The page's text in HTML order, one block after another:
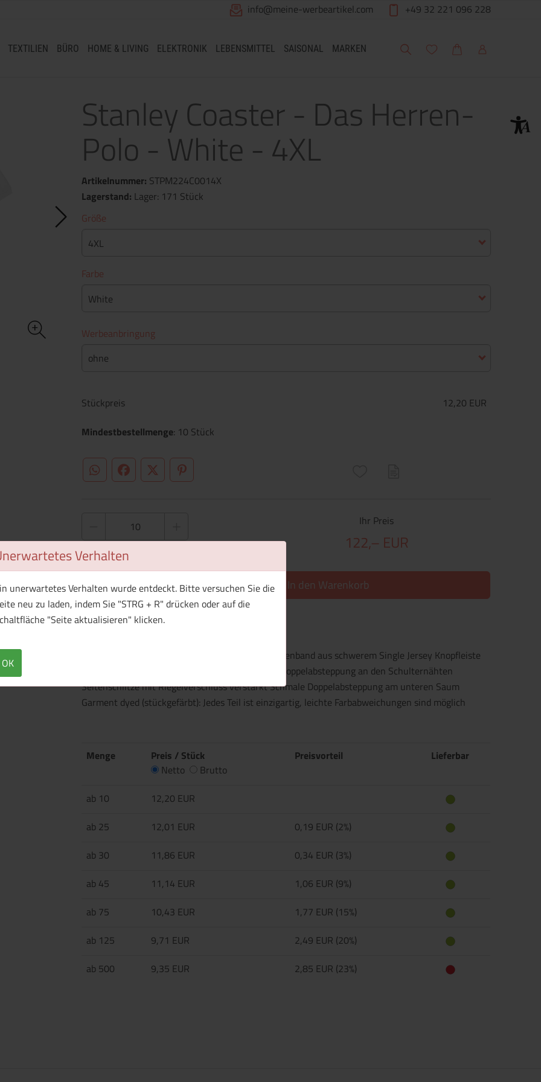
Verhalten
unerwartetes Verhalten wurde entdeckt. Bitte versuchen Sie die
neu zu laden, indem Sie "STRG + R" drücken oder auf die
"Seite aktualisieren" klicken.
OK
info@meine-werbeartikel.com +49 32 221 096 228
TEXTILIEN BÜRO HOME & LIVING ELEKTRONIK LEBENSMITTEL SAISONAL MARKEN Suche Meine Wunschliste
WarenkorbMein Account
Stanley Coaster - Das Herren-
Polo - White - 4XL
Artikelnummer: STPM224C0014X
Lagerstand: Lager: 171 Stück
Größe
4XL
Farbe
White
Werbeanbringung
ohne
Stückpreis
12,20 EUR
Mindestbestellmenge: 10 Stück
WhatsApp (#[creator\plugin\share\core\structs\SocialSharingServiceSettings]:only_chrome#)
FacebookTwitter (#[creator\plugin\share\core\structs\SocialSharingServiceSettings]:formaly_twitter#)
Pinterest
Ihr Preis
122,– EUR
In den Warenkorb
Überblick Technische Daten
Flachstrick-Rippkragen und Ärmelbündchen Nackenband aus schwerem Single Jersey Knopfleiste
mit 2 gleichfarbigen Knöpfen Eingesetzte Ärmel Doppelabsteppung an den Schulternähten
Seitenschlitze mit Riegelverschluss verstärkt Schmale Doppelabsteppung am unteren Saum
Garment dyed (stückgefärbt): Jedes Teil ist einzigartig, leichte Farbabweichungen sind möglich
Menge
Preis / Stück
Netto
Brutto
Preisvorteil Lieferbar
ab 10
12,20 EUR
ab 25
12,01 EUR
0,19 EUR (2%)
ab 30
11,86 EUR
0,34 EUR (3%)
ab 45
11,14 EUR
1,06 EUR (9%)
ab 75
10,43 EUR
1,77 EUR (15%)
ab 125
9,71 EUR
2,49 EUR (20%)
ab 500
9,35 EUR 2,85 EUR (23%)